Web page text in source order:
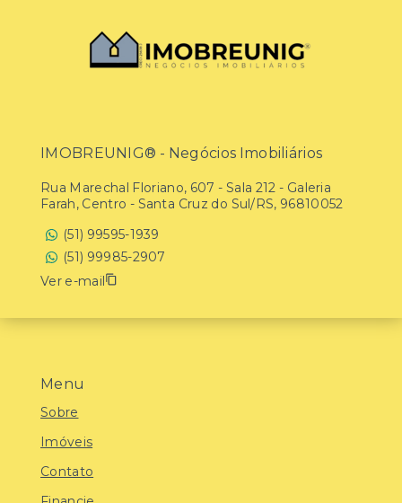
Menu
Sobre
Imóveis
Contato
IMOBREUNIG® - Negócios Imobiliários
Rua Marechal Floriano, 607 - Sala 212 - Galeria
Farah, Centro - Santa Cruz do Sul/RS, 96810052
(51) 99595-1939
(51) 99985-2907
Ver e-mail